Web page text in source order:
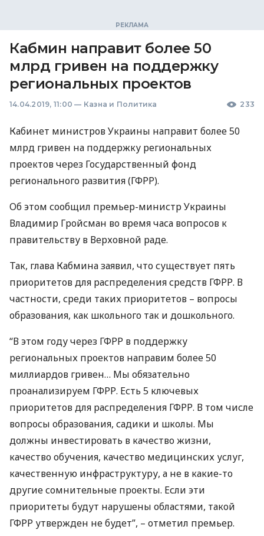
Кабмин направит более 50
млрд гривен на поддержку
региональных проектов
14.04.2019, 11:00 — Казна и Политика 233
Кабинет министров Украины направит более 50
млрд гривен на поддержку региональных
проектов через Государственный фонд
регионального развития (ГФРР).
Об этом сообщил премьер-министр Украины
Владимир Гройсман во время часа вопросов к
правительству в Верховной раде.
Так, глава Кабмина заявил, что существует пять
приоритетов для распределения средств ГФРР. В
частности, среди таких приоритетов – вопросы
образования, как школьного так и дошкольного.
“В этом году через ГФРР в поддержку
региональных проектов направим более 50
миллиардов гривен… Мы обязательно
проанализируем ГФРР. Есть 5 ключевых
приоритетов для распределения ГФРР. В том числе
вопросы образования, садики и школы. Мы
должны инвестировать в качество жизни,
качество обучения, качество медицинских услуг,
качественную инфраструктуру, а не в какие-то
другие сомнительные проекты. Если эти
приоритеты будут нарушены областями, такой
ГФРР утвержден не будет”, – отметил премьер.